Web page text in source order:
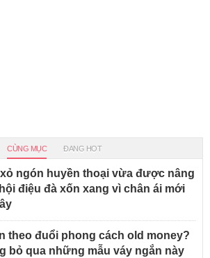
CÙNG MỤC ĐANG HOT
xỏ ngón huyền thoại vừa được nâng
điệu đà xốn xang vì chân ái mới
theo đuổi phong cách old money?
bỏ qua những mẫu váy ngắn này